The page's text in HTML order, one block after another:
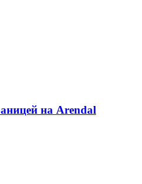
на Arendal